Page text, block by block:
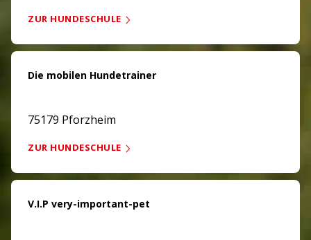
ZUR HUNDESCHULE
Die mobilen Hundetrainer
75179 Pforzheim
ZUR HUNDESCHULE
V.I.P very-important-pet